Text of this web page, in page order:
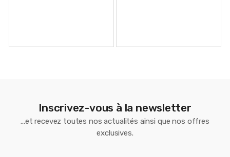
Inscrivez-vous à la newsletter
...et recevez toutes nos actualités ainsi que nos offres
exclusives.